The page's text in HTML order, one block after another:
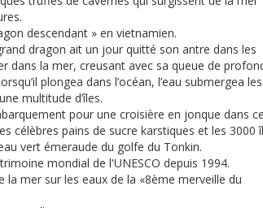
descendant » en vietnamien.
dragon ait un jour quitté son antre dans les
dans la mer, creusant avec sa queue de
plongea dans l’océan, l’eau submergea les
multitude d’îles.
pour une croisière en jonque dans ce
célèbres pains de sucre karstiques et les 3000
vert émeraude du golfe du Tonkin.
mondial de l'UNESCO depuis 1994.
la mer sur les eaux de la «8ème merveille du